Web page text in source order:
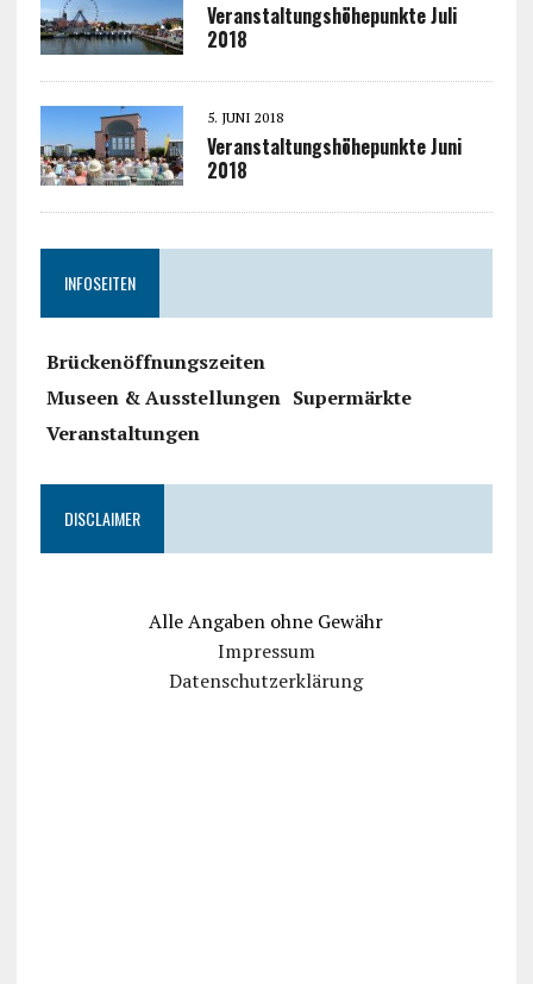
Veranstaltungshöhepunkte Juli
2018
5. JUNI 2018
Veranstaltungshöhepunkte Juni
2018
INFOSEITEN
Brückenöffnungszeiten
Museen & Ausstellungen Supermärkte
Veranstaltungen
DISCLAIMER
Alle Angaben ohne Gewähr
Impressum
Datenschutzerklärung